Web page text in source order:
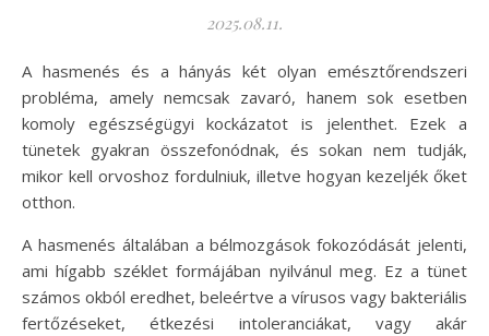
2025.08.11.
A hasmenés és a hányás két olyan emésztőrendszeri
probléma, amely nemcsak zavaró, hanem sok esetben
komoly egészségügyi kockázatot is jelenthet. Ezek a
tünetek gyakran összefonódnak, és sokan nem tudják,
mikor kell orvoshoz fordulniuk, illetve hogyan kezeljék őket
otthon.
A hasmenés általában a bélmozgások fokozódását jelenti,
ami hígabb széklet formájában nyilvánul meg. Ez a tünet
számos okból eredhet, beleértve a vírusos vagy bakteriális
fertőzéseket, étkezési intoleranciákat, vagy akár